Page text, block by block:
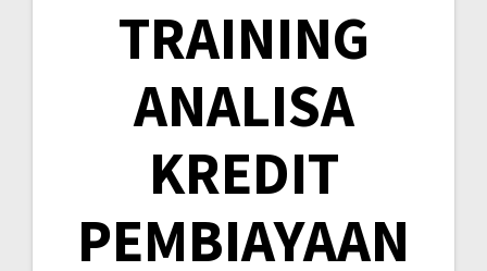
TRAINING
ANALISA
KREDIT
PEMBIAYAAN